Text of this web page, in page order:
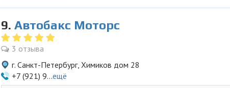
9. Автобакс Моторс
3 отзыва
г. Санкт-Петербург, Химиков дом 28
+7 (921) 9...ещё